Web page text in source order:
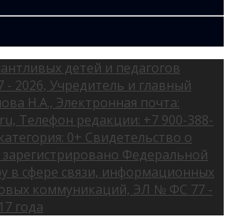
детей и педагогов
2026, Учредитель и главный
Н.А., Электронная почта:
Телефон редакции: +7 900-388-
0+ Свидетельство о
Федеральной
в сфере связи, информационных
коммуникаций, ЭЛ № ФС 77 -
года